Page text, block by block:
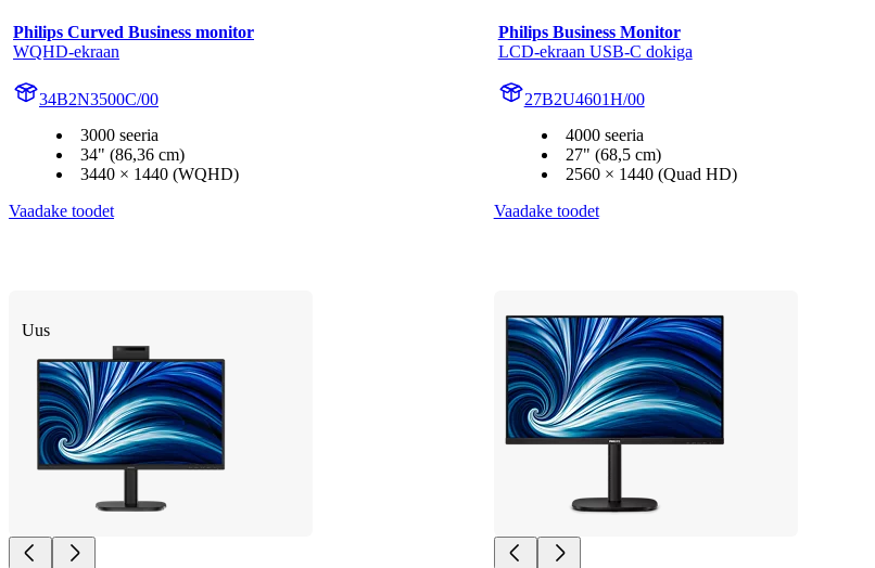
Philips Curved Business monitor
WQHD-ekraan
34B2N3500C/00
3000 seeria
34" (86,36 cm)
3440 × 1440 (WQHD)
Vaadake toodet
Philips Business Monitor
LCD-ekraan USB-C dokiga
27B2U4601H/00
4000 seeria
27" (68,5 cm)
2560 × 1440 (Quad HD)
Vaadake toodet
Uus